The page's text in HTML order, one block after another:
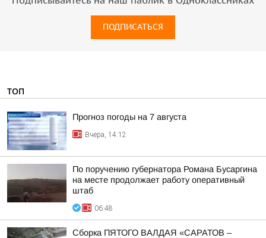
ПОДПИСАТЬСЯ
ТОП
Прогноз погоды на 7 августа
Вчера, 14:12
По поручению губернатора Романа Бусаргина
на месте продолжает работу оперативный
штаб
06:48
Сборка ПЯТОГО ВАЛДАЯ «САРАТОВ –